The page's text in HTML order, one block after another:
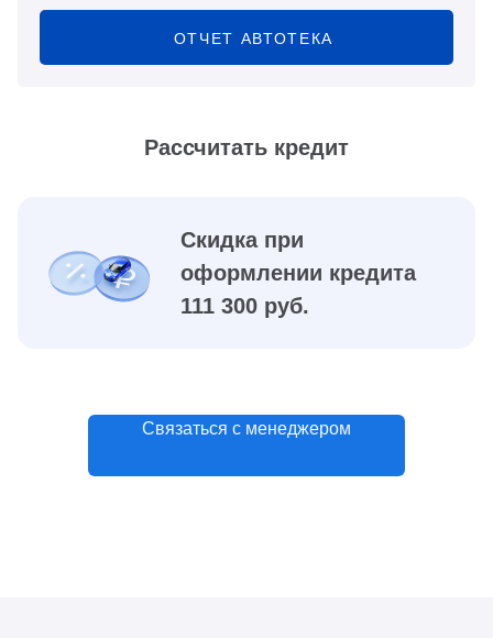
ОТЧЕТ АВТОТЕКА
Рассчитать кредит
Скидка при
оформлении кредита
111 300 руб.
Связаться с менеджером